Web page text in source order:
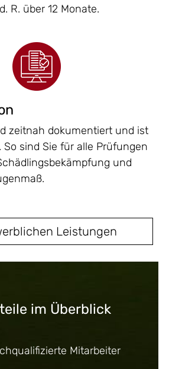
R. über 12 Monate.
zeitnah dokumentiert und ist
So sind Sie für alle Prüfungen
und
Leistungen
im Überblick
Mitarbeiter